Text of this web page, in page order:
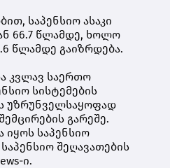
საპენსიო ასაკი
66.7 წლამდე, ხოლო
წლამდე გაიზრდება.
კვლავ საერთო
სისტემების
უზრუნველსაყოფად
გარეშე.
იყოს საპენსიო
შეღავათების
ი.